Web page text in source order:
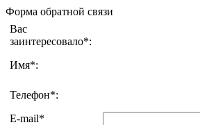
Форма обратной связи
Вас
заинтересовало*:
Имя*:
Телефон*:
E-mail*